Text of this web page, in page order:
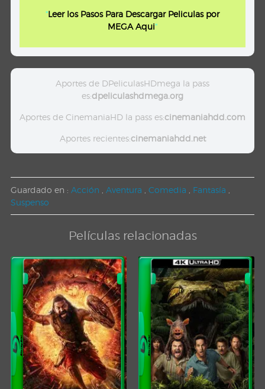
"Leer los Pasos Para Descargar Peliculas por
MEGA Aqui"
Aportes de DPeliculasHDmega la pass
es:dpeliculashdmega.org
Aportes de CinemaniaHD la pass es:cinemaniahdd.com
Aportes recientes:cinemaniahdd.net
Guardado en : Acción Aventura Comedia Fantasía
Suspenso
Películas relacionadas